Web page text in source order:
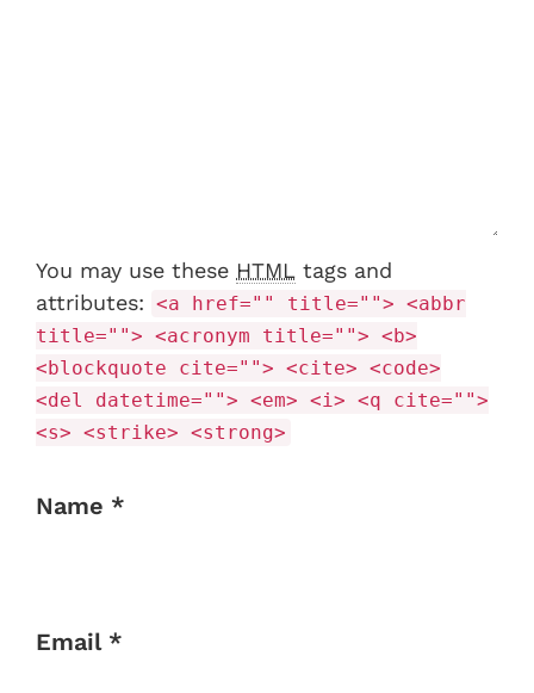
You may use these HTML tags and
attributes: <a href="" title=""> <abbr
title=""> <acronym title=""> <b>
<blockquote cite=""> <cite> <code>
<del datetime=""> <em> <i> <q cite="">
<s> <strike> <strong>
Name *
Email *